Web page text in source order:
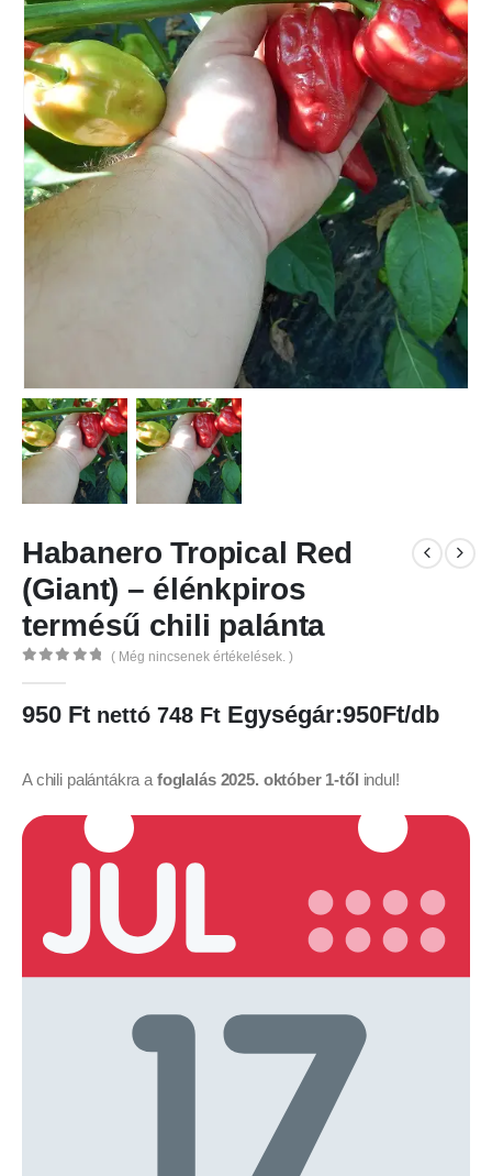
Habanero Tropical Red
(Giant) – élénkpiros
termésű chili palánta
( Még nincsenek értékelések. )
950 Ft nettó 748 Ft Egységár:950Ft/db
A chili palántákra afoglalás 2025. október 1-től indul!